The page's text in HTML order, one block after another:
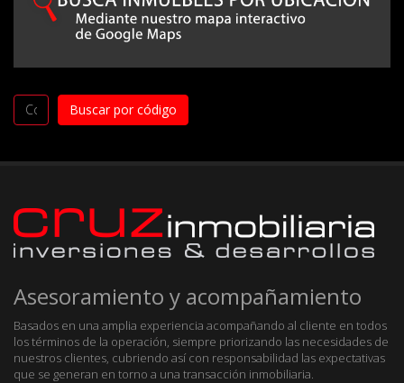
Asesoramiento y acompañamiento
Basados en una amplia experiencia acompañando al cliente en todos
los términos de la operación, siempre priorizando las necesidades de
nuestros clientes, cubriendo así con responsabilidad las expectativas
que se generan en torno a una transacción inmobiliaria.